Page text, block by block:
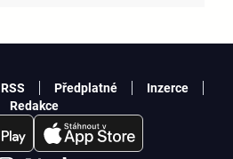
RSS Předplatné
Inzerce
Redakce